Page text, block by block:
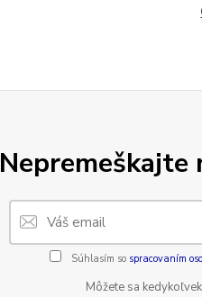
Nepremeškajte
Súhlasím so spracovaním
Môžete sa